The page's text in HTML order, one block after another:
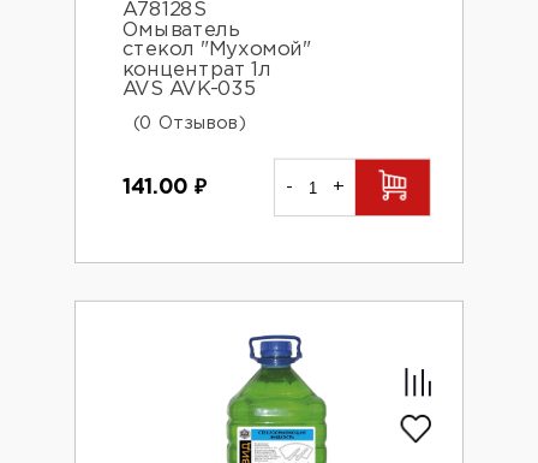
A78128S
Омыватель
стекол "Мухомой"
концентрат 1л
AVS AVK-035
(0 Отзывов)
141.00 ₽ - +